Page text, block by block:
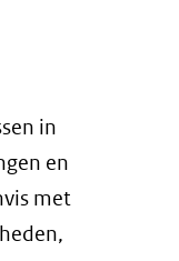
in
en
met